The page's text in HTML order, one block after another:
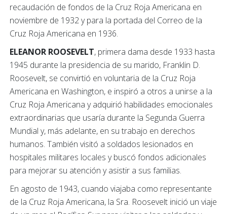
recaudación de fondos de la Cruz Roja Americana en
noviembre de 1932 y para la portada del Correo de la
Cruz Roja Americana en 1936.
ELEANOR ROOSEVELT, primera dama desde 1933 hasta
1945 durante la presidencia de su marido, Franklin D.
Roosevelt, se convirtió en voluntaria de la Cruz Roja
Americana en Washington, e inspiró a otros a unirse a la
Cruz Roja Americana y adquirió habilidades emocionales
extraordinarias que usaría durante la Segunda Guerra
Mundial y, más adelante, en su trabajo en derechos
humanos. También visitó a soldados lesionados en
hospitales militares locales y buscó fondos adicionales
para mejorar su atención y asistir a sus familias.
En agosto de 1943, cuando viajaba como representante
de la Cruz Roja Americana, la Sra. Roosevelt inició un viaje